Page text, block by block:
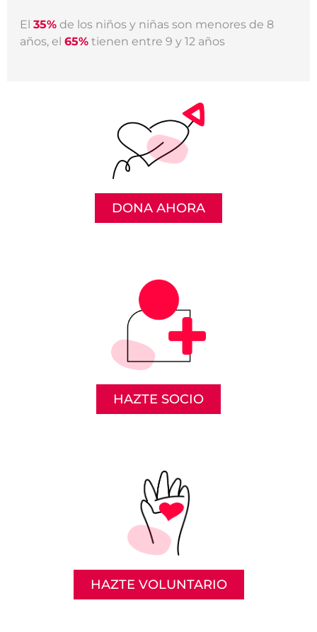
El 35% de los niños y niñas son menores de 8
años, el 65% tienen entre 9 y 12 años
DONA AHORA
HAZTE SOCIO
HAZTE VOLUNTARIO